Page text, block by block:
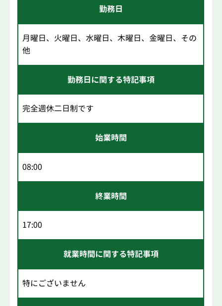
勤務日
月曜日、火曜日、水曜日、木曜日、金曜日、その
他
勤務日に関する特記事項
完全週休二日制です
始業時間
08:00
終業時間
17:00
就業時間に関する特記事項
特にございません